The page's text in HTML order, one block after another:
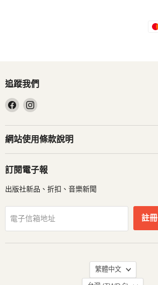
追蹤我們
在
Facebook
找
到
在
找
到
網站使用條款說明
訂閱電子報
出版社新品、折扣、音樂新聞
電子信箱地址 註冊
語
言
繁體中文